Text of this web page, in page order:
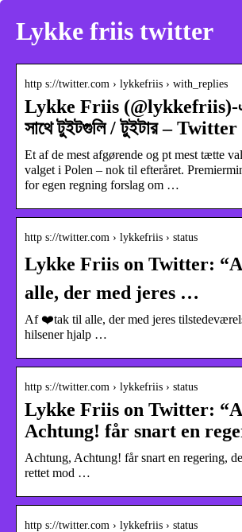
Lykke friis twitter
http s://twitter.com › lykkefriis › with_replies
Lykke Friis (@lykkefriis)-
সাথে টুইটগুলি / টুইটার – Twitter
Et af de mest afgørende og pt mest tætte
valget i Polen – nok til efteråret.
for egen regning forslag om …
http s://twitter.com › lykkefriis › status
Lykke Friis on Twitter:
alle, der med jeres …
Af ❤️tak til alle, der med jeres
hilsener hjalp …
http s://twitter.com › lykkefriis › status
Lykke Friis on Twitter:
Achtung! får snart en
Achtung, Achtung! får snart en regering,
rettet mod …
http s://twitter.com › lykkefriis › status